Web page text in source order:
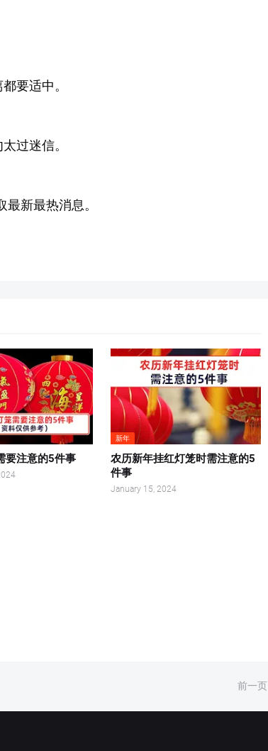
要适中。
过迷信。
最新最热消息。
要注意的5件事
新年
农历新年挂红灯笼时需注意的5
件事
January 15, 2024
前一页